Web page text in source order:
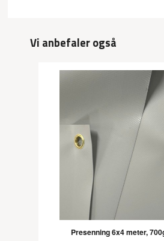
Vi anbefaler også
Presenning 6x4 meter,